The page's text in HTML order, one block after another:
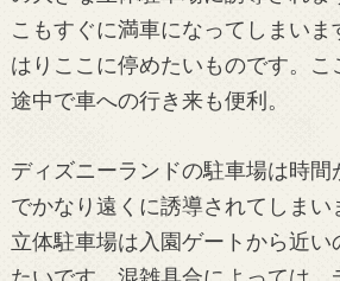
こもすぐに満車になってしまいま
はりここに停めたいものです。
途中で車への行き来も便利。
ディズニーランドの駐車場は時間
でかなり遠くに誘導されてしま
立体駐車場は入園ゲートから近